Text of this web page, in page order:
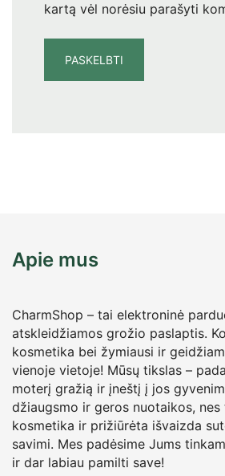
kartą vėl norėsiu parašyti
Apie mus
CharmShop – tai elektroninė
atskleidžiamos grožio paslaptis.
kosmetika bei žymiausi ir
vienoje vietoje! Mūsų tikslas –
moterį gražią ir įneštį į jos
džiaugsmo ir geros nuotaikos,
kosmetika ir prižiūrėta išvaizda
savimi. Mes padėsime Jums
ir dar labiau pamilti save!